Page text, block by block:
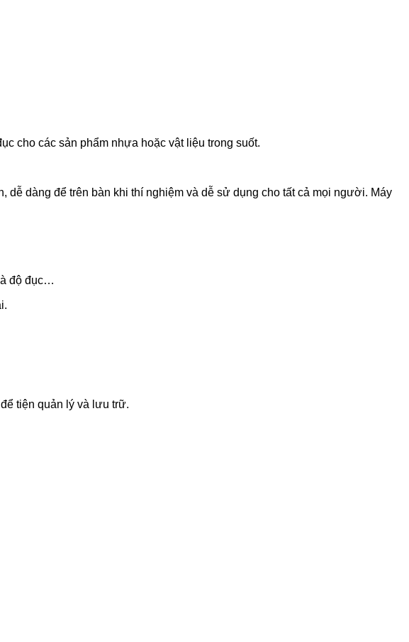
cho các sản phẩm nhựa hoặc vật liệu trong suốt.
dàng để trên bàn khi thí nghiệm và dễ sử dụng cho tất cả mọi người. Máy
độ đục…
tiện quản lý và lưu trữ.